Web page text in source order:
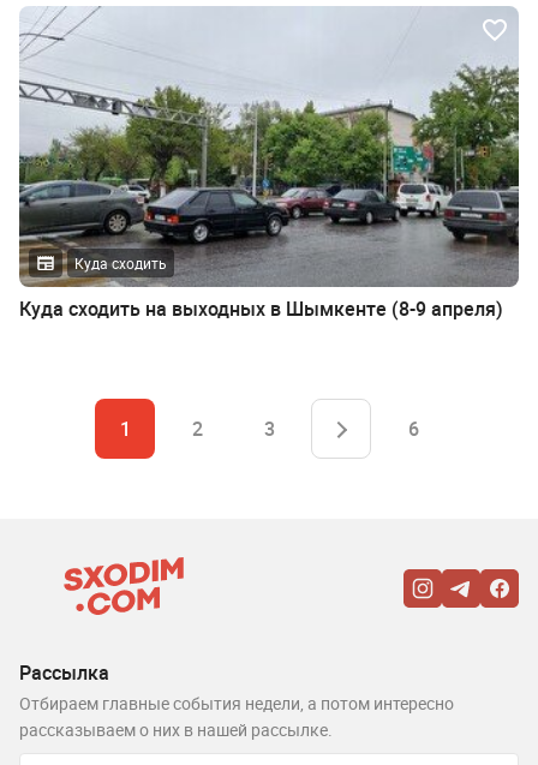
Куда сходить
Куда сходить на выходных в Шымкенте (8-9 апреля)
1 2 3 6
Рассылка
Отбираем главные события недели, а потом интересно
рассказываем о них в нашей рассылке.